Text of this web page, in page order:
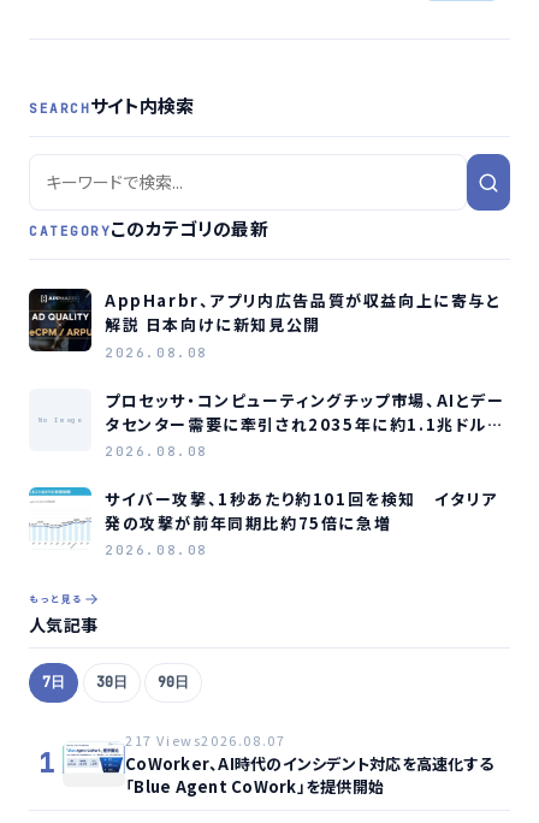
SEARCHサイト内検索
CATEGORYこのカテゴリの最新
AppHarbr、アプリ内広告品質が収益向上に寄与と
解説 日本向けに新知見公開
2026.08.08
No Image
プロセッサ・コンピューティングチップ市場、AIとデー
タセンター需要に牽引され2035年に約1.1兆ドル規
模へ成長か
2026.08.08
サイバー攻撃、1秒あたり約101回を検知 イタリア
発の攻撃が前年同期比約75倍に急増
2026.08.08
もっと見る
人気記事
7日 30日 90日
1
217 Views2026.08.07
CoWorker、AI時代のインシデント対応を高速化する
「Blue Agent CoWork」を提供開始